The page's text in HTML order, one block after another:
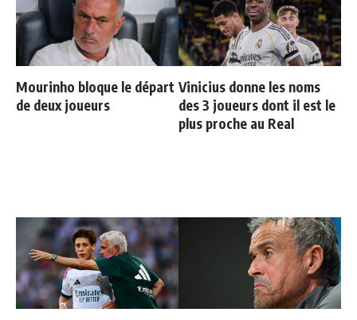
Mourinho bloque le départ
de deux joueurs
Vinicius donne les noms
des 3 joueurs dont il est le
plus proche au Real